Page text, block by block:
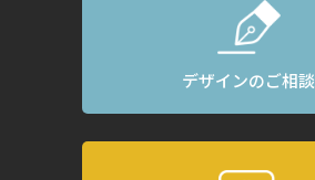
デザインのご相談